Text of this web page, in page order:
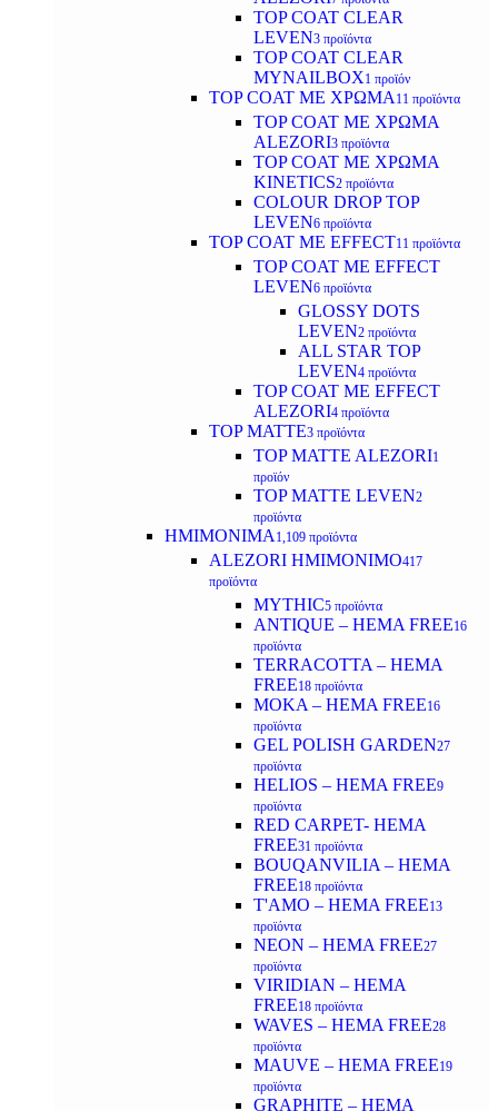
TOP COAT CLEAR
LEVEN3 προϊόντα
TOP COAT CLEAR
MYNAILBOX1 προϊόν
TOP COAT ΜΕ ΧΡΩΜΑ 11 προϊόντα
TOP COAT ΜΕ ΧΡΩΜΑ
ALEZORI3 προϊόντα
TOP COAT ΜΕ ΧΡΩΜΑ
KINETICS2 προϊόντα
COLOUR DROP TOP
LEVEN6 προϊόντα
TOP COAT ΜΕ EFFECT11 προϊόντα
TOP COAT ME EFFECT
LEVEN6 προϊόντα
GLOSSY DOTS
LEVEN2 προϊόντα
ALL STAR TOP
LEVEN4 προϊόντα
TOP COAT ME EFFECT
ALEZORI4 προϊόντα
TOP MATTE3 προϊόντα
TOP MATTE ALEZORI1
προϊόν
TOP MATTE LEVEN2
προϊόντα
ΗΜΙΜΟΝΙΜΑ 1,109 προϊόντα
ALEZORI ΗΜΙΜΟΝΙΜΟ417
προϊόντα
MYTHIC5 προϊόντα
ANTIQUE – HEMA FREE16
προϊόντα
TERRACOTTA – HEMA
FREE18 προϊόντα
MOKA – HEMA FREE16
προϊόντα
GEL POLISH GARDEN27
προϊόντα
HELIOS – HEMA FREE9
προϊόντα
RED CARPET- HEMA
FREE31 προϊόντα
BOUQANVILIA – HEMA
FREE18 προϊόντα
T'AMO – HEMA FREE13
προϊόντα
NEON – HEMA FREE27
προϊόντα
VIRIDIAN – HEMA
FREE18 προϊόντα
WAVES – HEMA FREE28
προϊόντα
MAUVE – HEMA FREE19
προϊόντα
GRAPHITE – HEMA